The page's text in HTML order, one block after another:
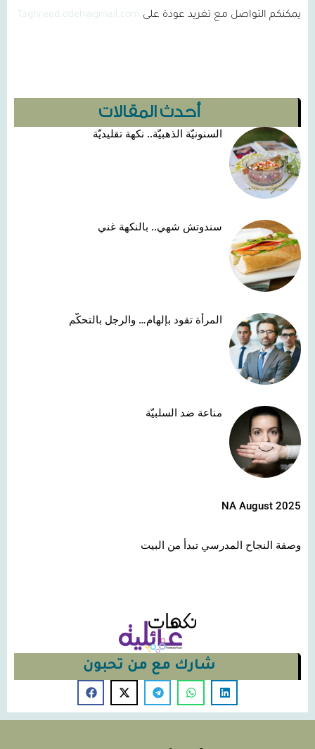
أحدث المقالات
السنونيّة الذهبيّة.. نكهة تقليديّة
سندوتش شهي.. بالنكهة غني
المرأة تقود بإلهام… والرجل بالتحكّم
مناعة ضد السلبيّة
NA August 2025
وصفة النجاح المدرسي تبدأ من البيت
شارك مع من تحبون
يمكنكم التواصل مع تغريد عودة على Taghreed.odeh@gmail.com